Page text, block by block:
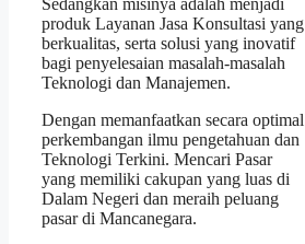
Sedangkan misinya adalah menjadi
produk Layanan Jasa Konsultasi yang
berkualitas, serta solusi yang inovatif
bagi penyelesaian masalah-masalah
Teknologi dan Manajemen.
Dengan memanfaatkan secara optimal
perkembangan ilmu pengetahuan dan
Teknologi Terkini. Mencari Pasar
yang memiliki cakupan yang luas di
Dalam Negeri dan meraih peluang
pasar di Mancanegara.